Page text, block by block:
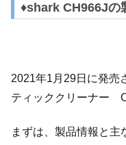
♦shark CH966Jの
2021年1月29日に発売
ティッククリーナー
まずは、製品情報と主